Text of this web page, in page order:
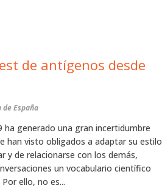
de antígenos desde
España
ha generado una gran incertidumbre
han visto obligados a adaptar su estilo
y de relacionarse con los demás,
un vocabulario científico
ello, no es...